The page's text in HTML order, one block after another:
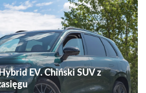
EV. Chiński SUV z